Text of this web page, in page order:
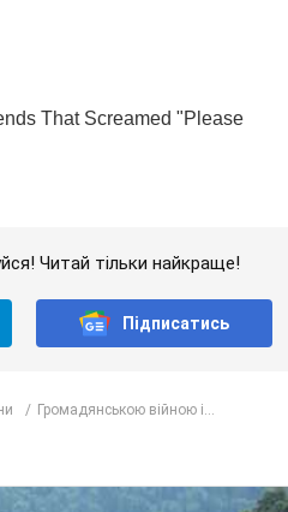
Читай тільки найкраще!
Підписатись
Громадянською війною і...